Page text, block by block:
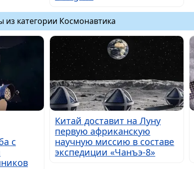
категории Космонавтика
с
Китай доставит на Луну
первую африканскую
научную миссию в составе
экспедиции «Чанъэ-8»